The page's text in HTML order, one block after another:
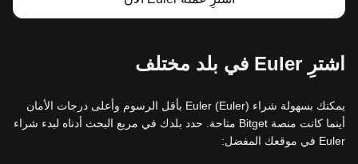
اشترِ Euler في بلد مختلف
يمكنك بسهولة شراء Euler (Euler) بأقل الرسوم وأعلى درجات الأمان
أينما كانت منصة Bitget متاحة. حدد بلدك في مربع البحث أدناه لبدء شراء
Euler في موقعك المفضل: